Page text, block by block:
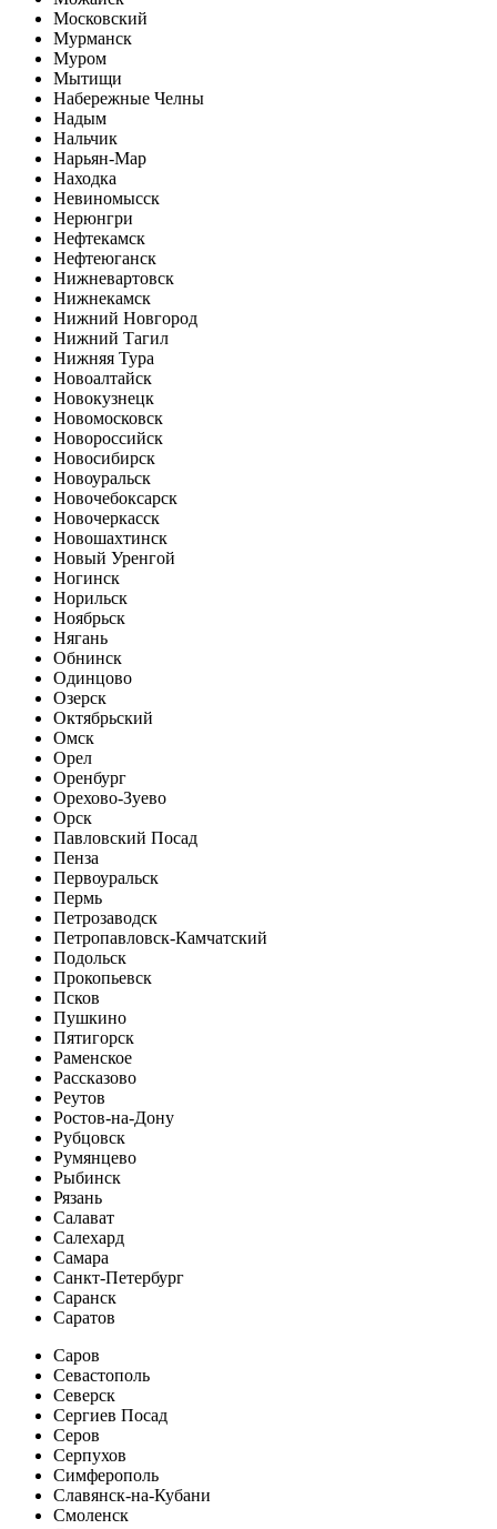
Московский
Мурманск
Муром
Мытищи
Набережные Челны
Надым
Нальчик
Нарьян-Мар
Находка
Невиномысск
Нерюнгри
Нефтекамск
Нефтеюганск
Нижневартовск
Нижнекамск
Нижний Новгород
Нижний Тагил
Нижняя Тура
Новоалтайск
Новокузнецк
Новомосковск
Новороссийск
Новосибирск
Новоуральск
Новочебоксарск
Новочеркасск
Новошахтинск
Новый Уренгой
Ногинск
Норильск
Ноябрьск
Нягань
Обнинск
Одинцово
Озерск
Октябрьский
Омск
Орел
Оренбург
Орехово-Зуево
Орск
Павловский Посад
Пенза
Первоуральск
Пермь
Петрозаводск
Петропавловск-Камчатский
Подольск
Прокопьевск
Псков
Пушкино
Пятигорск
Раменское
Рассказово
Реутов
Ростов-на-Дону
Рубцовск
Румянцево
Рыбинск
Рязань
Салават
Салехард
Самара
Санкт-Петербург
Саранск
Саратов
Саров
Севастополь
Северск
Сергиев Посад
Серов
Серпухов
Симферополь
Славянск-на-Кубани
Смоленск